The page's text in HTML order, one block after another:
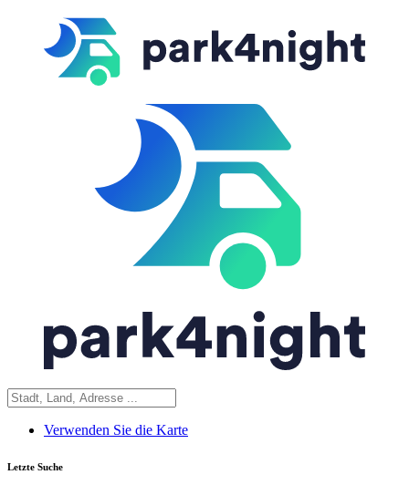
Verwenden Sie die Karte
Letzte Suche